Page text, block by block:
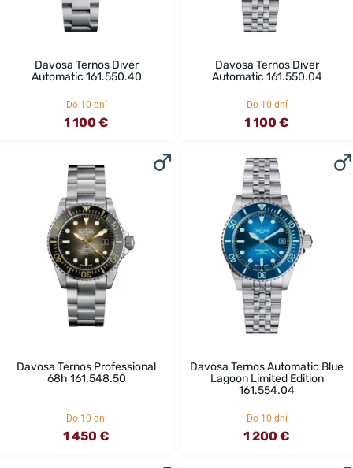
Davosa Ternos Diver
Automatic 161.550.40
Do 10 dní
1 100 €
Davosa Ternos Diver
Automatic 161.550.04
Do 10 dní
1 100 €
Davosa Ternos Professional
68h 161.548.50
Do 10 dní
1 450 €
Davosa Ternos Automatic Blue
Lagoon Limited Edition
161.554.04
Do 10 dní
1 200 €